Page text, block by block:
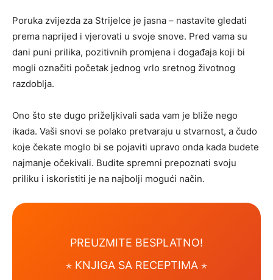
Poruka zvijezda za Strijelce je jasna – nastavite gledati
prema naprijed i vjerovati u svoje snove. Pred vama su
dani puni prilika, pozitivnih promjena i događaja koji bi
mogli označiti početak jednog vrlo sretnog životnog
razdoblja.
Ono što ste dugo priželjkivali sada vam je bliže nego
ikada. Vaši snovi se polako pretvaraju u stvarnost, a čudo
koje čekate moglo bi se pojaviti upravo onda kada budete
najmanje očekivali. Budite spremni prepoznati svoju
priliku i iskoristiti je na najbolji mogući način.
PREUZMITE BESPLATNO!
⋆ KNJIGA SA RECEPTIMA ⋆